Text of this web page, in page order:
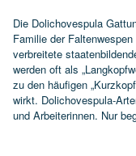
Die Dolichovespula
Familie der
verbreitete
werden oft als
zu den häufigen
wirkt.
und Arbeiterinnen. Nur